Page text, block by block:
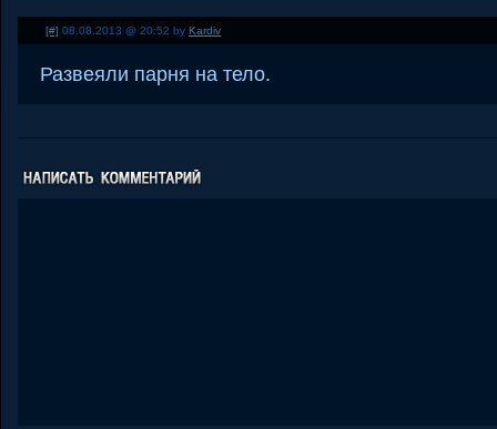
[#] 08.08.2013 @ 20:52 by Kardiv
Развеяли парня на тело.